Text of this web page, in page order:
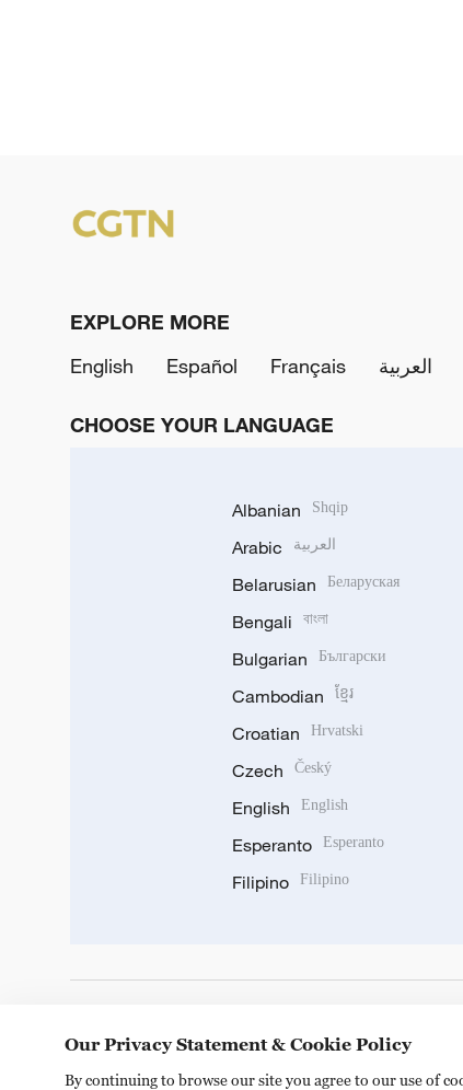
EXPLORE MORE
English
Español Français العربية
CHOOSE YOUR LANGUAGE
Albanian Shqip
Arabic العربية
Belarusian Беларуская
Bengali বাংলা
Bulgarian Български
Cambodian ខ្មែរ
Croatian Hrvatski
Czech Český
English English
Esperanto Esperanto
Filipino Filipino
Our Privacy Statement & Cookie Policy
By continuing to browse our site you agree to our use of